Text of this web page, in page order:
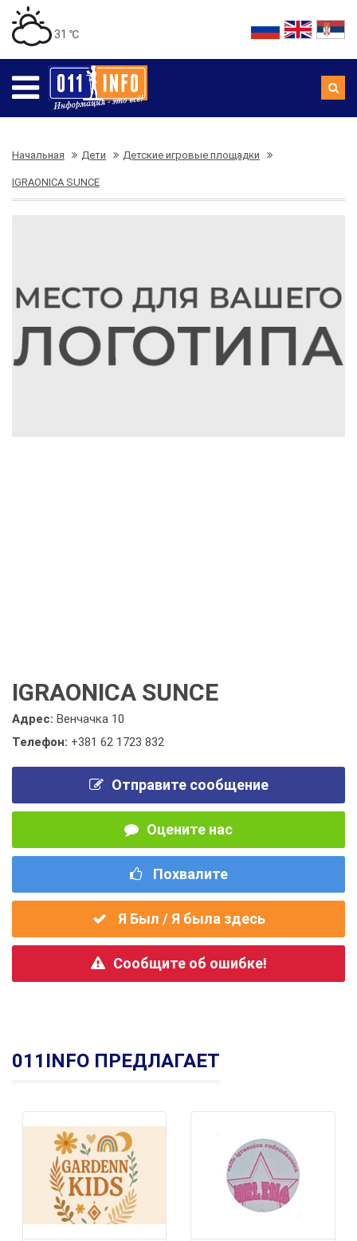
31 ℃
Начальная Дети Детские игровые площадки
IGRAONICA SUNCE
IGRAONICA SUNCE
Адрес: Венчачка 10
Телефон: +381 62 1723 832
Отправите сообщение
Оцените нас
Похвалите
Я Был / Я была здесь
Сообщите об ошибке!
011INFO ПРЕДЛАГАЕТ